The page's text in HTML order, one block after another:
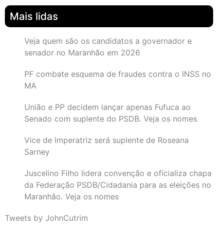
Mais lidas
Veja quem são os candidatos a governador e
senador no Maranhão em 2026
PF combate esquema de fraudes contra o INSS no
MA
União e PP decidem lançar apenas Fufuca ao
Senado com suplente do PSDB. Veja os nomes
Vice de Imperatriz será suplente de Roseana
Sarney
Juscelino Filho lidera convenção e oficializa chapa
da Federação PSDB/Cidadania para as eleições no
Maranhão. Veja os nomes
Tweets by JohnCutrim